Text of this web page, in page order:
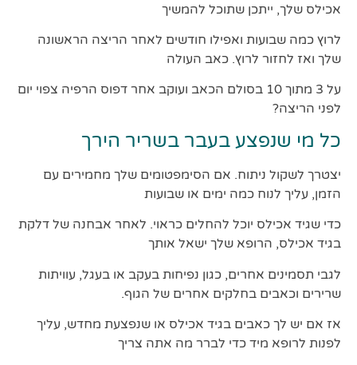
אכילס שלך, ייתכן שתוכל להמשיך
לרוץ כמה שבועות ואפילו חודשים לאחר הריצה הראשונה
שלך ואז לחזור לרוץ. כאב העולה
על 3 מתוך 10 בסולם הכאב ועוקב אחר דפוס הרפיה צפוי יום
לפני הריצה?
כל מי שנפצע בעבר בשריר הירך
יצטרך לשקול ניתוח. אם הסימפטומים שלך מחמירים עם
הזמן, עליך לנוח כמה ימים או שבועות
כדי שגיד אכילס יוכל להחלים כראוי. לאחר אבחנה של דלקת
בגיד אכילס, הרופא שלך ישאל אותך
לגבי תסמינים אחרים, כגון נפיחות בעקב או בעגל, עוויתות
שרירים וכאבים בחלקים אחרים של הגוף.
אז אם יש לך כאבים בגיד אכילס או שנפצעת מחדש, עליך
לפנות לרופא מיד כדי לברר מה אתה צריך